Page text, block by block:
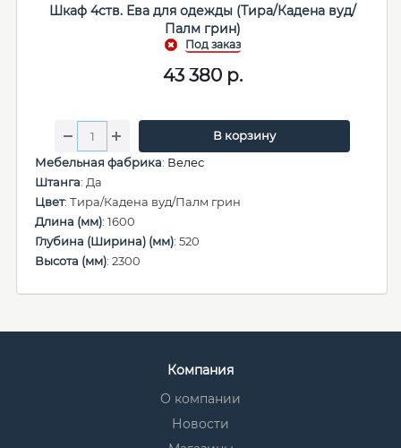
Шкаф 4ств. Ева для одежды (Тира/Кадена вуд/
Палм грин)
43 380р.
В корзину
Мебельная фабрика: Велес
Штанга: Да
Цвет: Тира/Кадена вуд/Палм грин
Длина (мм): 1600
Глубина (Ширина) (мм): 520
Высота (мм): 2300
Компания
О компании
Новости